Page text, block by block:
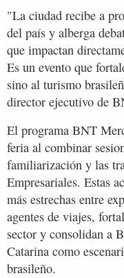
"La ciudad recibe a
del país y alberga
que impactan
Es un evento que
sino al turismo
director ejecutivo de
El programa BNT
feria al combinar
familiarización y las
Empresariales. Estas
más estrechas entre
agentes de viajes,
sector y consolidan a
Catarina como